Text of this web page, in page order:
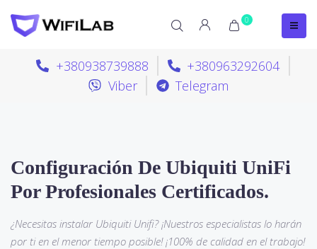
0
+380938739888
+380963292604
Viber
Telegram
Configuración De Ubiquiti UniFi
Por Profesionales Certificados.
¿Necesitas instalar Ubiquiti Unifi? ¡Nuestros especialistas lo harán
por ti en el menor tiempo posible! ¡100% de calidad en el trabajo!